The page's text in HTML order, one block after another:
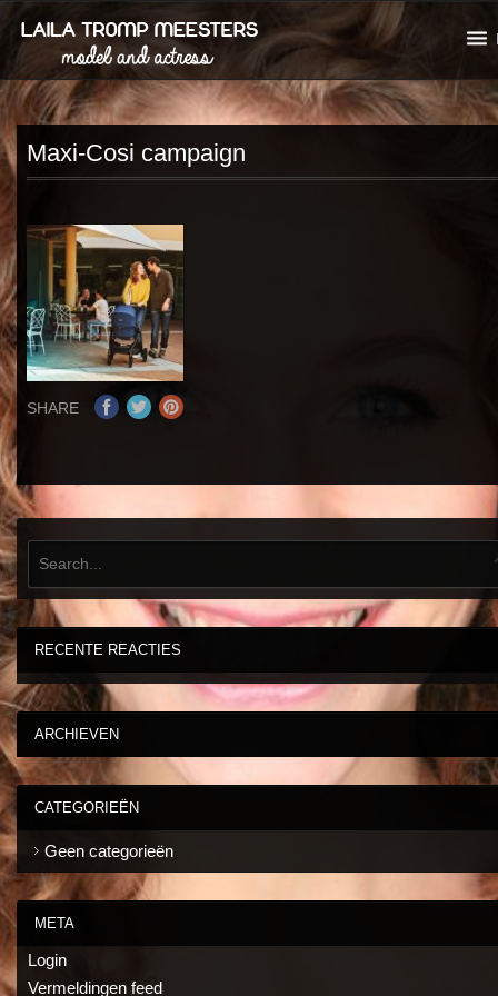
Maxi-Cosi campaign
SHARE
RECENTE REACTIES
ARCHIEVEN
CATEGORIEËN
Geen categorieën
META
Login
Vermeldingen feed